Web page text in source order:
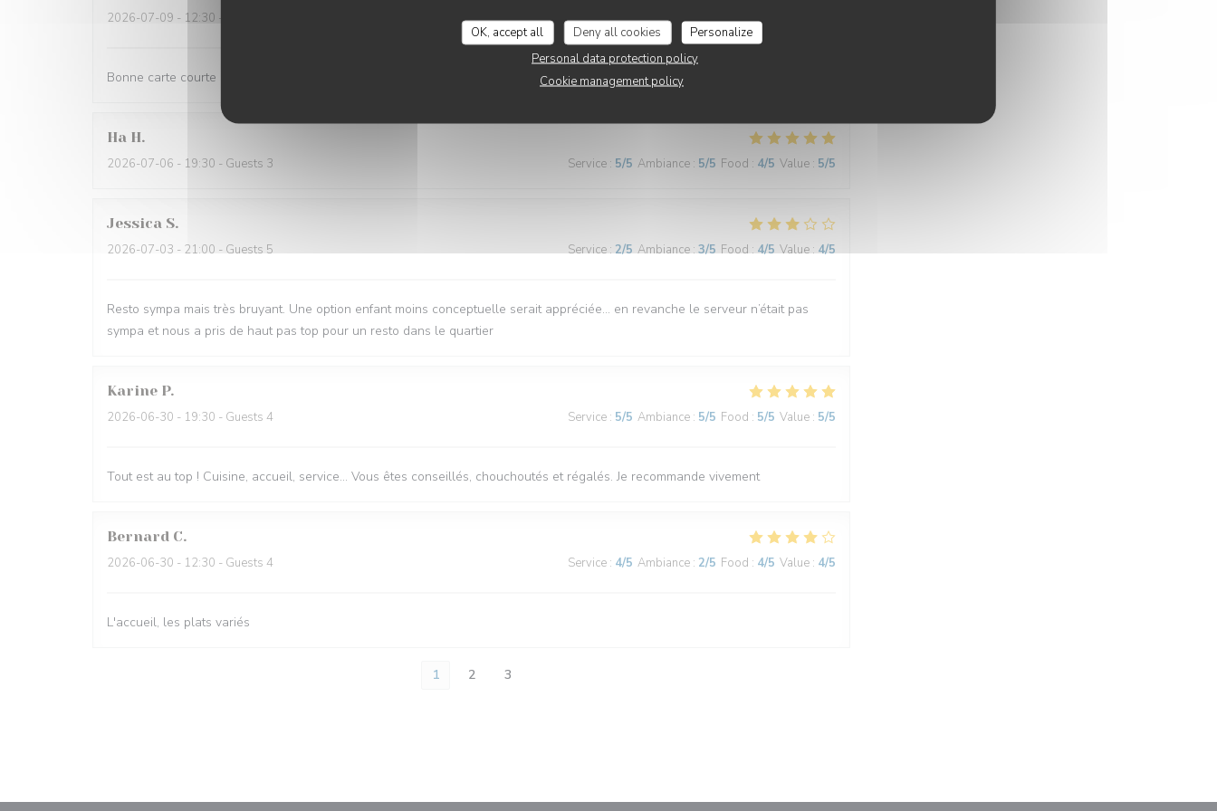
OK, accept all Deny all cookies
Personalize
Personal data protection policy
Cookie management policy
2026-07-09 - 12:30 - Guests 4 Service:4/5 Ambiance:4/5 Food:4
Bonne carte courte au déjeuner, produits frais et savoureux, service attentionné
Ha H
2026-07-06 - 19:30 - Guests 3 Service : 5/5 Ambiance : 5/5 Food : 4/5 Value : 5/5
Jessica S
2026-07-03 - 21:00 - Guests 5 Service:2/5 Ambiance:3/5 Food:4/5 Value:4/5
Resto sympa mais très bruyant. Une option enfant moins conceptuelle serait appréciée… en revanche le serveur n’était pas
sympa et nous a pris de haut pas top pour un resto dans le quartier
Karine P
2026-06-30 - 19:30 - Guests 4 Service : 5/5 Ambiance : 5/5 Food : 5/5 Value : 5/5
Tout est au top ! Cuisine, accueil, service… Vous êtes conseillés, chouchoutés et régalés. Je recommande vivement
Bernard C
2026-06-30 - 12:30 - Guests 4 Service : 4/5 Ambiance : 2/5 Food : 4/5 Value : 4/5
L'accueil, les plats variés
1 2 3